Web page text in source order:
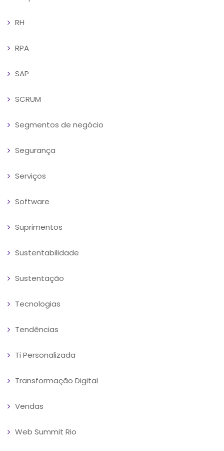
RH
RPA
SAP
SCRUM
Segmentos de negócio
Segurança
Serviços
Software
Suprimentos
Sustentabilidade
Sustentação
Tecnologias
Tendências
Ti Personalizada
Transformação Digital
Vendas
Web Summit Rio